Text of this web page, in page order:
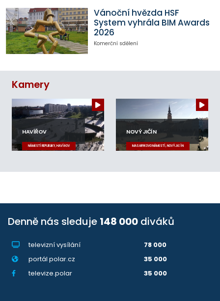
Vánoční hvězda HSF
System vyhrála BIM Awards
2026
Komerční sdělení
Kamery
HAVÍŘOV
NÁMĚSTÍ REPUBLIKY, HAVÍŘOV
NOVÝ JIČÍN
MASARYKOVO NÁMĚSTÍ, NOVÝ JIČÍN
Denně nás sleduje 148 000 diváků
televizní vysílání
78 000
portál polar.cz
35 000
televize.polar
35 000